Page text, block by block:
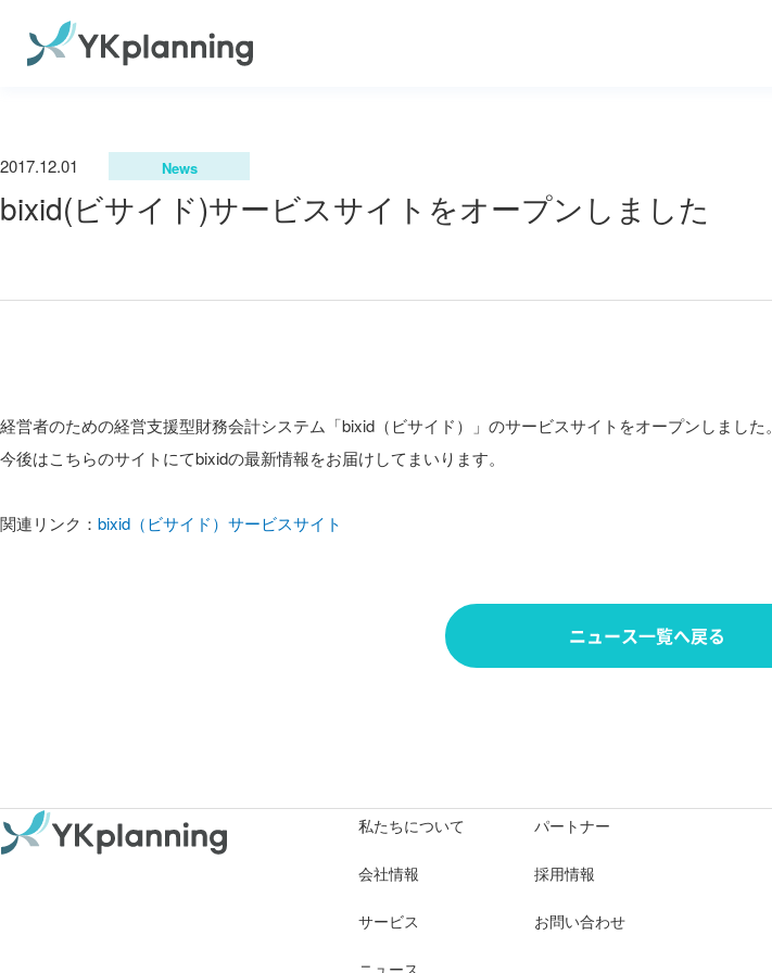
2017.12.01 News
bixid(ビサイド)サービスサイトをオープンしました
経営者のための経営支援型財務会計システム「bixid（ビサイド）」のサービスサイトをオープンしました。
今後はこちらのサイトにてbixidの最新情報をお届けしてまいります。
関連リンク： bixid（ビサイド）サービスサイト
ニュース一覧へ戻る
私たちについて
会社情報
サービス
ニュース
パートナー
採用情報
お問い合わせ